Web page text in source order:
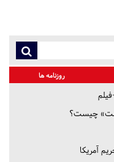
روزنامه ها
چیست؟
آمریکا